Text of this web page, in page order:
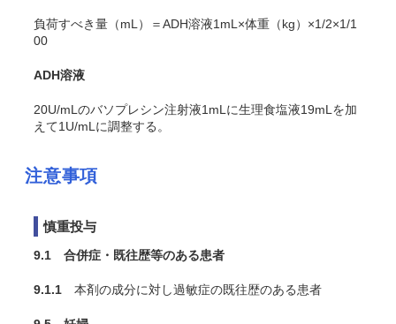
負荷すべき量（mL）＝ADH溶液1mL×体重（kg）×1/2×1/1
00
ADH溶液
20U/mLのバソプレシン注射液1mLに生理食塩液19mLを加
えて1U/mLに調整する。
注意事項
慎重投与
9.1 合併症・既往歴等のある患者
9.1.1 本剤の成分に対し過敏症の既往歴のある患者